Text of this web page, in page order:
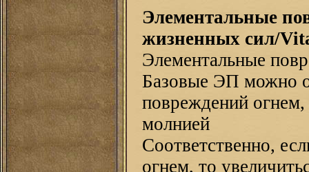
Элементальные
жизненных сил/
Элементальные
Базовые ЭП можно
повреждений
молнией
Соответственно,
огнем, то